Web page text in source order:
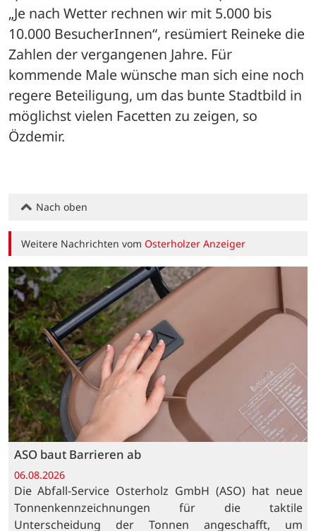
„Je nach Wetter rechnen wir mit 5.000 bis
10.000 BesucherInnen“, resümiert Reineke die
Zahlen der vergangenen Jahre. Für
kommende Male wünsche man sich eine noch
regere Beteiligung, um das bunte Stadtbild in
möglichst vielen Facetten zu zeigen, so
Özdemir.
Nach oben
Weitere Nachrichten vomOsterholzer Anzeiger
ASO baut Barrieren ab
06.08.2026
Die Abfall-Service Osterholz GmbH (ASO) hat neue
Tonnenkennzeichnungen für die taktile
Unterscheidung der Tonnen angeschafft, um